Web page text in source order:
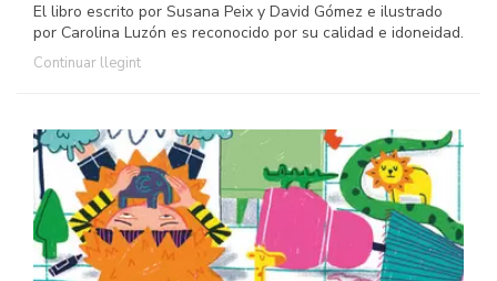
El libro escrito por Susana Peix y David Gómez e ilustrado
por Carolina Luzón es reconocido por su calidad e idoneidad.
Continuar llegint